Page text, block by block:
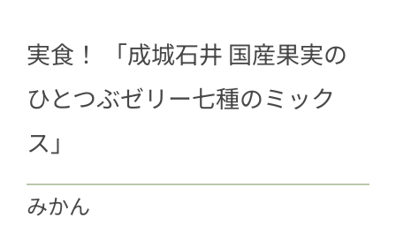
実食！ 「成城石井 国産果実の
ひとつぶゼリー七種のミック
ス」
みかん